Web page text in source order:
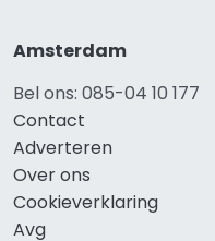
Amsterdam
Bel ons: 085-04 10 177
Contact
Adverteren
Over ons
Cookieverklaring
Avg